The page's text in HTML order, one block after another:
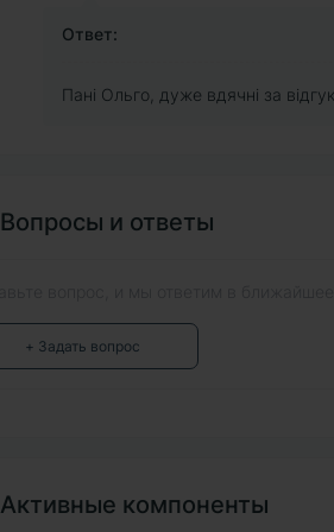
Ответ:
Пані Ольго, дуже вдячні за
Вопросы и ответы
+ Задать вопрос
Активные компоненты